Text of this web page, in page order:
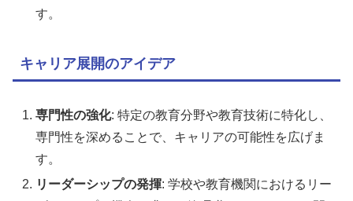
す。
キャリア展開のアイデア
専門性の強化: 特定の教育分野や教育技術に特化し、
専門性を深めることで、キャリアの可能性を広げま
す。
リーダーシップの発揮: 学校や教育機関におけるリー